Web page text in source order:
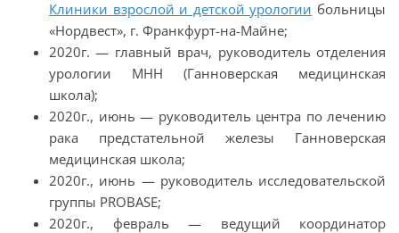
Клиники взрослой и детской урологии больницы
«Нордвест», г. Франкфурт-на-Майне;
2020г.— главный врач, руководитель отделения
урологии MHH (Ганноверская медицинская
школа);
2020г., июнь — руководитель центра по лечению
рака предстательной железы Ганноверская
медицинская школа;
2020г., июнь — руководитель исследовательской
группы PROBASE;
2020г., февраль — ведущий координатор